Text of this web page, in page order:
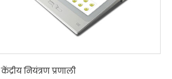
केंद्रीय नियंत्रण प्रणाली